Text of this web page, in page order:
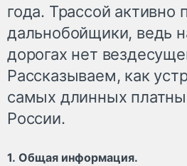
года. Трассой активно
дальнобойщики, ведь
дорогах нет
Рассказываем, как
самых длинных
России.
1. Общая информация.